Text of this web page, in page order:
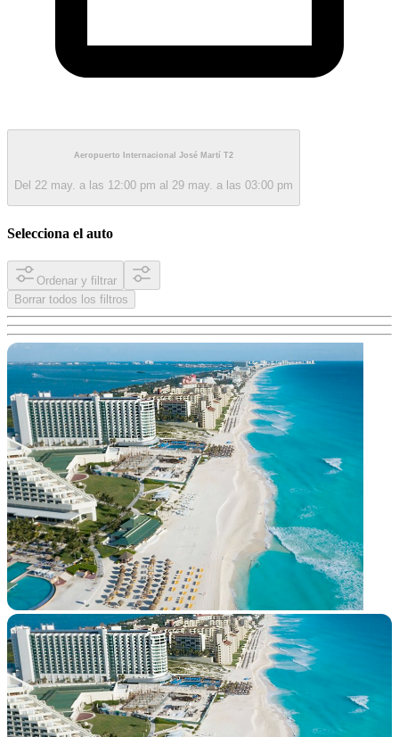
Aeropuerto Internacional José Martí T2
Del 22 may. a las 12:00 pm al 29 may. a las 03:00 pm
Selecciona el auto
Ordenar y filtrar
Borrar todos los filtros